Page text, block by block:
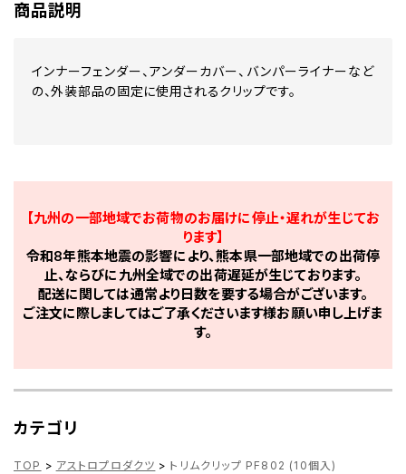
商品説明
インナーフェンダー、アンダーカバー、バンパーライナーなど
の、外装部品の固定に使用されるクリップです。
【九州の一部地域でお荷物のお届けに停止・遅れが生じてお
ります】
令和8年熊本地震の影響により、熊本県一部地域での出荷停
止、ならびに九州全域での出荷遅延が生じております。
配送に関しては通常より日数を要する場合がございます。
ご注文に際しましてはご了承くださいます様お願い申し上げま
す。
カテゴリ
TOP > アストロプロダクツ > トリムクリップ PF802 (10個入)